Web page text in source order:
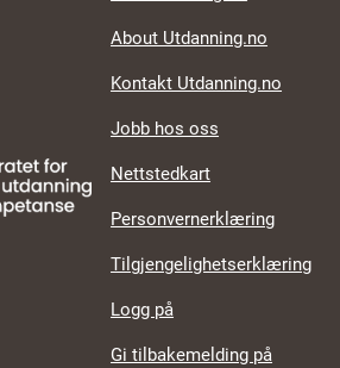
About Utdanning.no
Kontakt Utdanning.no
Jobb hos oss
Nettstedkart
Personvernerklæring
Tilgjengelighetserklæring
Logg på
Gi tilbakemelding på